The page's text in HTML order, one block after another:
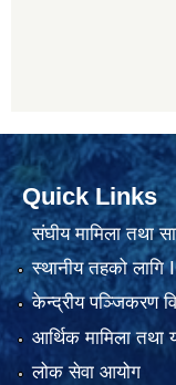
Quick Links
संघीय मामिला तथा
स्थानीय तहको लागि
केन्द्रीय पञ्जिकरण
आर्थिक मामिला तथा
लोक सेवा आयोग